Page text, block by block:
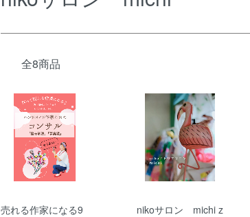
全8商品
売れる作家になる9
nikoサロン michi z